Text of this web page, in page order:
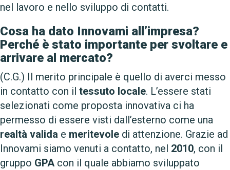
nel lavoro e nello sviluppo di contatti.
Cosa ha dato Innovami all’impresa?
Perché è stato importante per svoltare e
arrivare al mercato?
(C.G.) Il merito principale è quello di averci messo
in contatto con il tessuto locale. L’essere stati
selezionati come proposta innovativa ci ha
permesso di essere visti dall’esterno come una
realtà valida e meritevole di attenzione. Grazie ad
Innovami siamo venuti a contatto, nel 2010, con il
gruppo GPA con il quale abbiamo sviluppato